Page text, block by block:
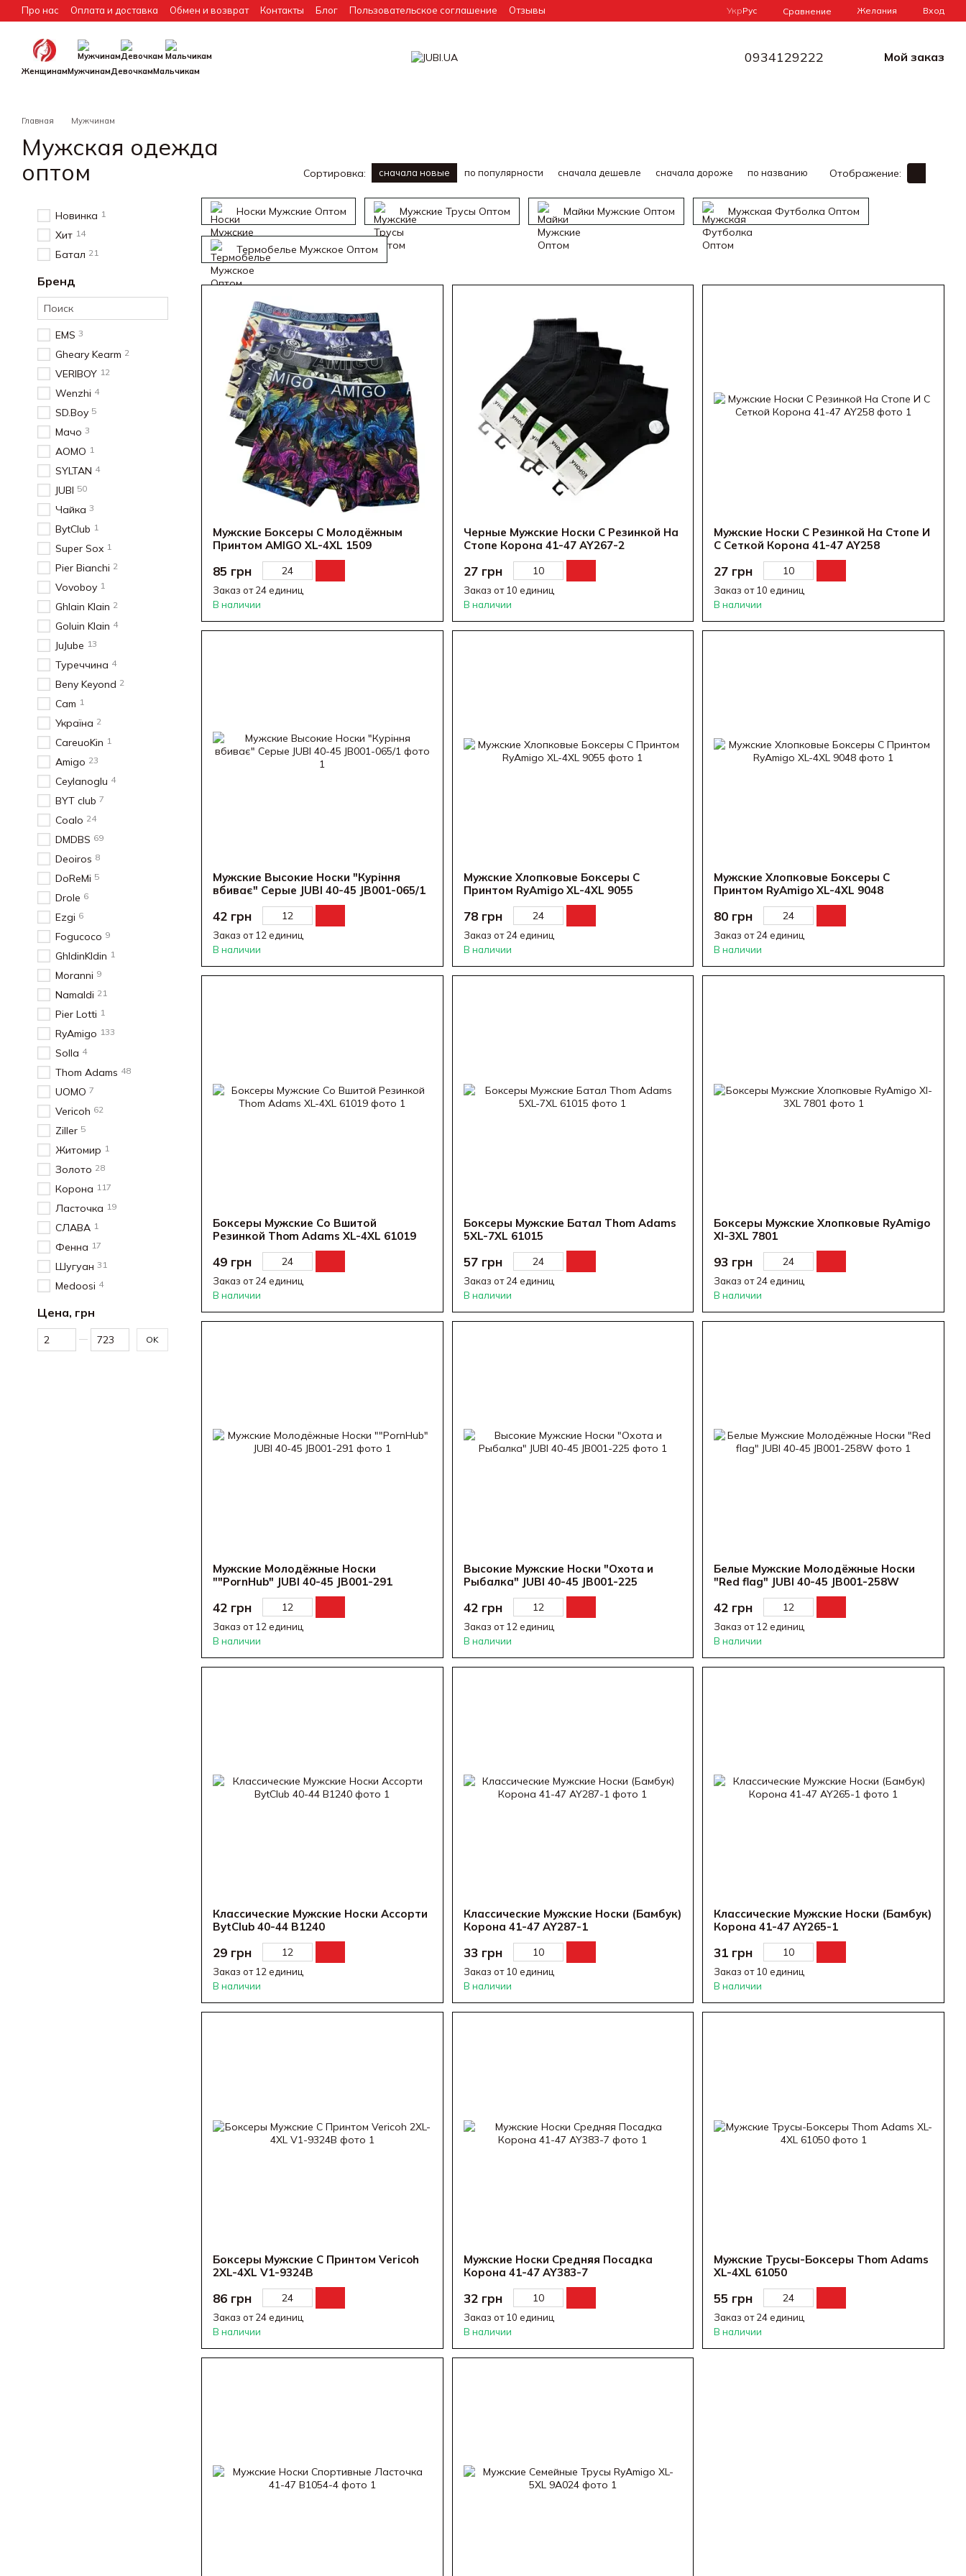
Перейти к основному контенту
Про нас Оплата и доставка Обмен и возврат Контакты Блог Пользовательское соглашение
Отзывы
Сотрудничество (дропшиппинг)
УкрРус Сравнение Желания Вход
ЖенщинамМужчинамДевочкамМальчикам
0934129222 Мой заказ
Главная Мужчинам
Мужская одежда
оптом
Сортировка: сначала новые по популярности сначала дешевле сначала дороже по названию Отображение:
Носки Мужские Оптом Мужские Трусы Оптом Майки Мужские Оптом Мужская Футболка Оптом
Термобелье Мужское Оптом
Мужские Боксеры С Молодёжным
Принтом AMIGO XL-4XL 1509
85 грн
Заказ от 24 единиц
В наличии
Черные Мужские Носки С Резинкой На
Стопе Корона 41-47 AY267-2
27 грн
Заказ от 10 единиц
В наличии
Мужские Носки С Резинкой На Стопе И
С Сеткой Корона 41-47 AY258
27 грн
Заказ от 10 единиц
В наличии
Мужские Высокие Носки "Куріння
вбиває" Серые JUBI 40-45 JB001-065/1
42 грн
Заказ от 12 единиц
В наличии
Мужские Хлопковые Боксеры С
Принтом RyAmigo XL-4XL 9055
78 грн
Заказ от 24 единиц
В наличии
Мужские Хлопковые Боксеры С
Принтом RyAmigo XL-4XL 9048
80 грн
Заказ от 24 единиц
В наличии
Боксеры Мужские Со Вшитой
Резинкой Thom Adams XL-4XL 61019
49 грн
Заказ от 24 единиц
В наличии
Боксеры Мужские Батал Thom Adams
5XL-7XL 61015
57 грн
Заказ от 24 единиц
В наличии
Боксеры Мужские Хлопковые RyAmigо
Xl-3XL 7801
93 грн
Заказ от 24 единиц
В наличии
Мужские Молодёжные Носки
""PornHub" JUBI 40-45 JB001-291
42 грн
Заказ от 12 единиц
В наличии
Высокие Мужские Носки "Охота и
Рыбалка" JUBI 40-45 JB001-225
42 грн
Заказ от 12 единиц
В наличии
Белые Мужские Молодёжные Носки
"Red flag" JUBI 40-45 JB001-258W
42 грн
Заказ от 12 единиц
В наличии
Классические Мужские Носки Ассорти
BytClub 40-44 B1240
29 грн
Заказ от 12 единиц
В наличии
Классические Мужские Носки (Бамбук)
Корона 41-47 AY287-1
33 грн
Заказ от 10 единиц
В наличии
Классические Мужские Носки (Бамбук)
Корона 41-47 AY265-1
31 грн
Заказ от 10 единиц
В наличии
Боксеры Мужские С Принтом Vericoh
2XL-4XL V1-9324B
86 грн
Заказ от 24 единиц
В наличии
Мужские Носки Средняя Посадка
Корона 41-47 AY383-7
32 грн
Заказ от 10 единиц
В наличии
Мужские Трусы-Боксеры Thom Adams
XL-4XL 61050
55 грн
Заказ от 24 единиц
В наличии
Новинка 1
Хит 14
Батал 21
Бренд
EMS 3
Gheary Kearm 2
VERIBOY 12
Wenzhi 4
SD.Boy 5
Мачо 3
AOMO 1
SYLTAN 4
JUBI 50
Чайка 3
BytClub 1
Super Sox 1
Pier Bianchi 2
Vovoboy 1
Ghlain Klain 2
Goluin Klain 4
JuJube 13
Туреччина 4
Beny Keyond 2
Cam 1
Україна 2
CareuoKin 1
Amigo 23
Ceylanoglu 4
BYT club 7
Coalo 24
DMDBS 69
Deoiros 8
DoReMi 5
Drole 6
Ezgi 6
Fogucoco 9
GhldinKldin 1
Moranni 9
Namaldi 21
Pier Lotti 1
RyAmigo 133
Solla 4
Thom Adams 48
UOMO 7
Vericoh 62
Ziller 5
Житомир 1
Золото 28
Корона 117
Ласточка 19
СЛАВА 1
Фенна 17
Шугуан 31
Medoosi 4
Цена, грн
От Цена, грн
До Цена, грн OK